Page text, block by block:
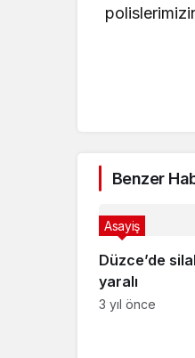
Benzer
Düzce’de
yaralı
Asayiş
3 yıl önce